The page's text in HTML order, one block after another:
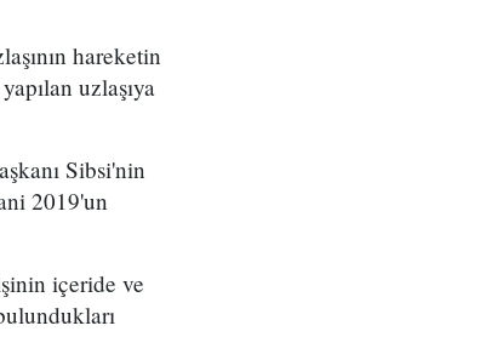
hareketin
uzlaşıya
Sibsi'nin
2019'un
içeride ve